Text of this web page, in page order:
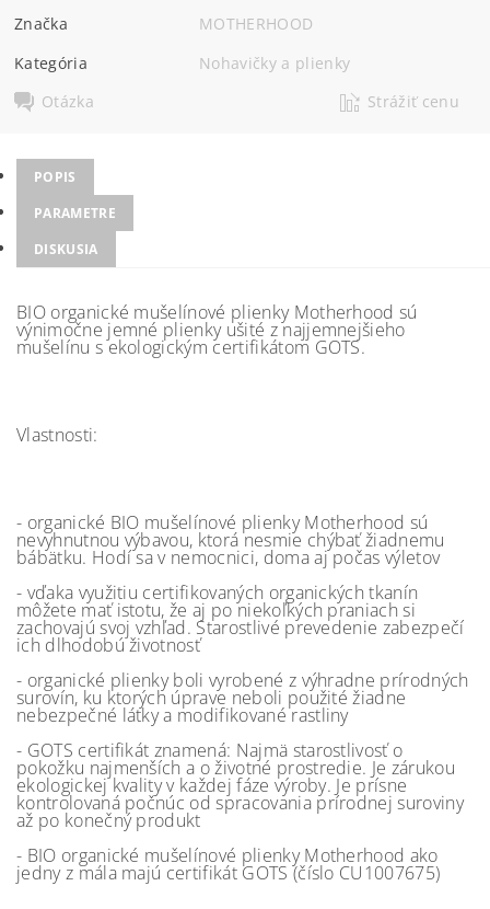
Značka
MOTHERHOOD
Kategória
Nohavičky a plienky
Otázka
Strážiť cenu
POPIS
PARAMETRE
DISKUSIA
BIO organické mušelínové plienky Motherhood sú
výnimočne jemné plienky ušité z najjemnejšieho
mušelínu s ekologickým certifikátom GOTS.
Vlastnosti:
- organické BIO mušelínové plienky Motherhood sú
nevyhnutnou výbavou, ktorá nesmie chýbať žiadnemu
bábätku. Hodí sa v nemocnici, doma aj počas výletov
- vďaka využitiu certifikovaných organických tkanín
môžete mať istotu, že aj po niekoľkých praniach si
zachovajú svoj vzhľad. Starostlivé prevedenie zabezpečí
ich dlhodobú životnosť
- organické plienky boli vyrobené z výhradne prírodných
surovín, ku ktorých úprave neboli použité žiadne
nebezpečné látky a modifikované rastliny
- GOTS certifikát znamená: Najmä starostlivosť o
pokožku najmenších a o životné prostredie. Je zárukou
ekologickej kvality v každej fáze výroby. Je prísne
kontrolovaná počnúc od spracovania prírodnej suroviny
až po konečný produkt
- BIO organické mušelínové plienky Motherhood ako
jedny z mála majú certifikát GOTS (číslo CU1007675)